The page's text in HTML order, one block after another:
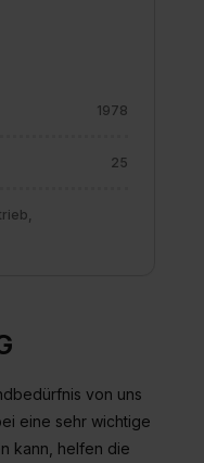
1978
25
von uns
eine sehr wichtige
kann, helfen die